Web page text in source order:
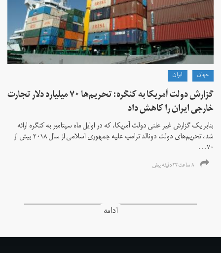
جهان ايران
گزارش دولت آمریکا به کنگره: تحریم‌ها ۷۰ میلیارد دلار تجارت
خارجی ایران را کاهش داد
بنابر یک گزارش غیر علنی دولت آمریکا، که در اوایل ماه سپتامبر به کنگره ارائه
شد، تحریم‌های دولت دونالد ترامپ علیه جمهوری اسلامی از سال ۲۰۱۸ بیش از
۷۰...
۸ ساعت ۲۲ دقیقه پیش
ادامه